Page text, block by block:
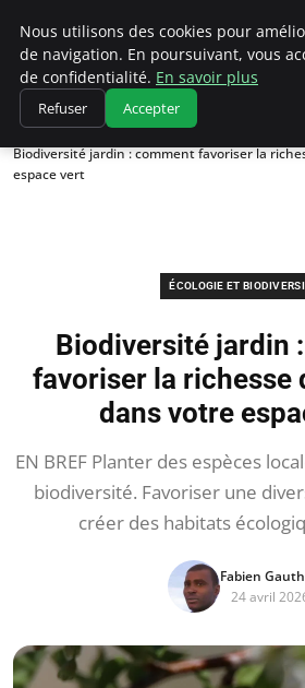
Climatedebtagents
Accueil
Écologie et Biodiversité
Biodiversité jardin : comment favoriser la
espace vert
ÉCOLOGIE ET
Biodiversité jardin
favoriser la richesse
dans votre
EN BREF Planter des espèces
biodiversité. Favoriser une
créer des habitats
Fabien
24 avril
Nous utilisons des cookies pour
de navigation. En poursuivant, vous
de confidentialité. En savoir plus
Refuser Accepter